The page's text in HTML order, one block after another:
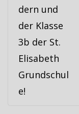
dern und
der Klasse
3b der St.
Elisabeth
Grundschul
e!